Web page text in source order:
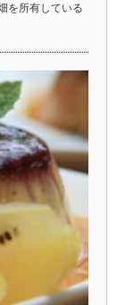
を所有している